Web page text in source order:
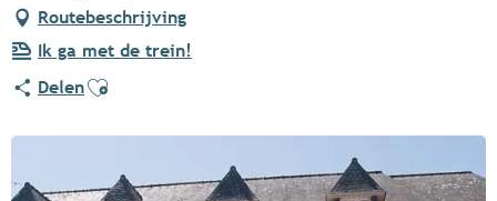
Routebeschrijving
Ik ga met de trein!
DelenAjouter aux favoris